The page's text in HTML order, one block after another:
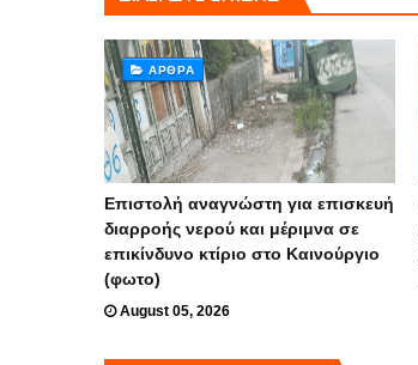
ΆΡΘΡΑ
Επιστολή αναγνώστη για επισκευή
διαρροής νερού και μέριμνα σε
επικίνδυνο κτίριο στο Καινούργιο
(φωτο)
August 05, 2026